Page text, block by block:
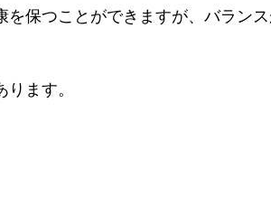
保つことができますが、バラン
ます。